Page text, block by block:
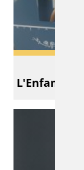
L'Enfant Do